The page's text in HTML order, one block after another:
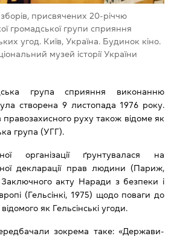
присвячених 20-річчю
громадської групи сприяння
угод. Київ, Україна. Будинок кіно.
музей історії України
група сприяння виконанню
створена 9 листопада 1976 року.
правозахисного руху також відоме як
група (УГГ).
організації ґрунтувалася на
декларації прав людини (Париж,
Заключного акту Наради з безпеки і
(Гельсінкі, 1975) щодо поваги до
як Гельсінські угоди.
зокрема таке: «Держави-